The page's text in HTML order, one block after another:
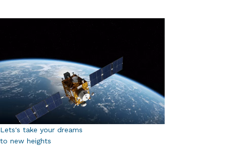
Lets's take your dreams
to new heights